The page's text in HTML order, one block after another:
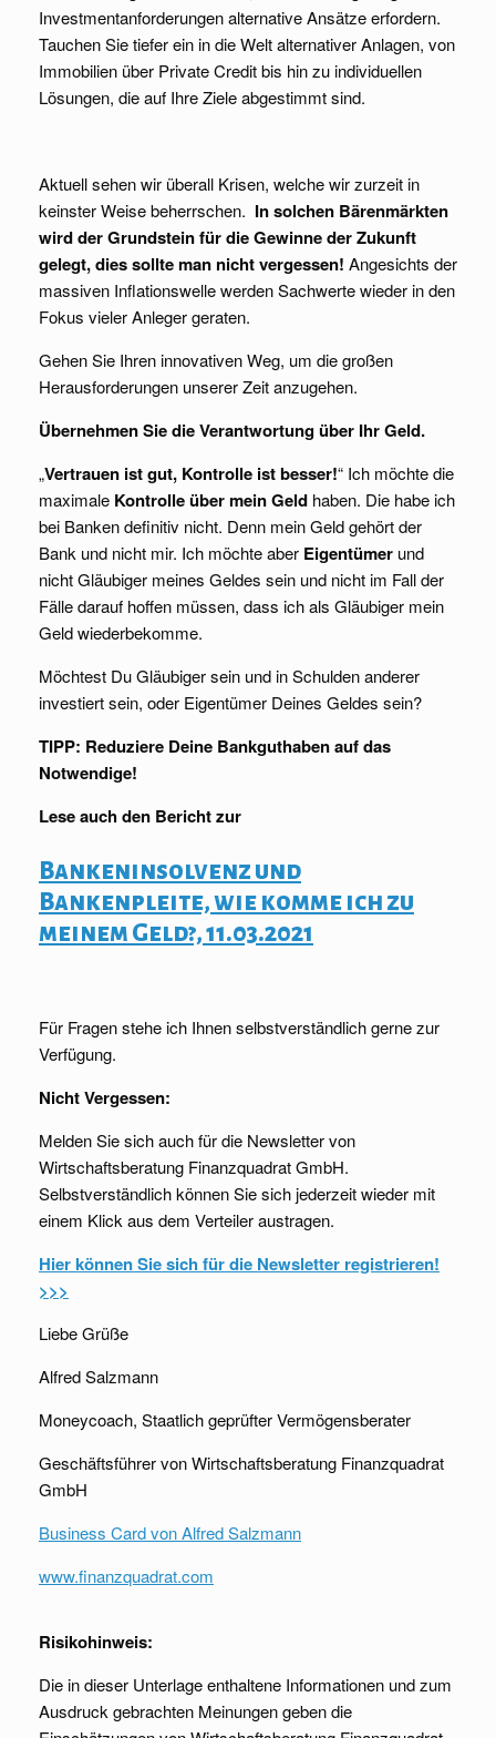
Investmentanforderungen alternative Ansätze erfordern.
Tauchen Sie tiefer ein in die Welt alternativer Anlagen, von
Immobilien über Private Credit bis hin zu individuellen
Lösungen, die auf Ihre Ziele abgestimmt sind.
Aktuell sehen wir überall Krisen, welche wir zurzeit in
keinster Weise beherrschen. In solchen Bärenmärkten
wird der Grundstein für die Gewinne der Zukunft
gelegt, dies sollte man nicht vergessen! Angesichts der
massiven Inflationswelle werden Sachwerte wieder in den
Fokus vieler Anleger geraten.
Gehen Sie Ihren innovativen Weg, um die großen
Herausforderungen unserer Zeit anzugehen.
Übernehmen Sie die Verantwortung über Ihr Geld.
„Vertrauen ist gut, Kontrolle ist besser!“ Ich möchte die
maximale Kontrolle über mein Geld haben. Die habe ich
bei Banken definitiv nicht. Denn mein Geld gehört der
Bank und nicht mir. Ich möchte aber Eigentümer und
nicht Gläubiger meines Geldes sein und nicht im Fall der
Fälle darauf hoffen müssen, dass ich als Gläubiger mein
Geld wiederbekomme.
Möchtest Du Gläubiger sein und in Schulden anderer
investiert sein, oder Eigentümer Deines Geldes sein?
TIPP: Reduziere Deine Bankguthaben auf das
Notwendige!
Lese auch den Bericht zur
Bankeninsolvenz und
Bankenpleite, wie komme ich zu
meinem Geld?, 11.03.2021
Für Fragen stehe ich Ihnen selbstverständlich gerne zur
Verfügung.
Nicht Vergessen:
Melden Sie sich auch für die Newsletter von
Wirtschaftsberatung Finanzquadrat GmbH.
Selbstverständlich können Sie sich jederzeit wieder mit
einem Klick aus dem Verteiler austragen.
Hier können Sie sich für die Newsletter registrieren!
>>>
Liebe Grüße
Alfred Salzmann
Moneycoach, Staatlich geprüfter Vermögensberater
Geschäftsführer von Wirtschaftsberatung Finanzquadrat
GmbH
Business Card von Alfred Salzmann
www.finanzquadrat.com
Risikohinweis:
Die in dieser Unterlage enthaltene Informationen und zum
Ausdruck gebrachten Meinungen geben die